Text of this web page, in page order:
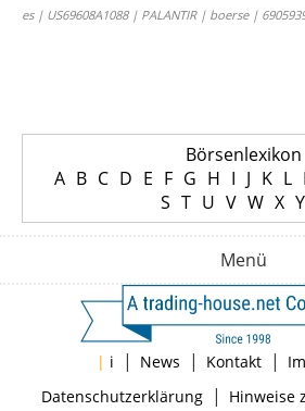
es | US69608A1088 | PALANTIR | boerse |
Börsenlexikon
A B C D E F G H I J K L
S T U V W X Y
Menü
| i | News | Kontakt |
Datenschutzerklärung| Hinweise